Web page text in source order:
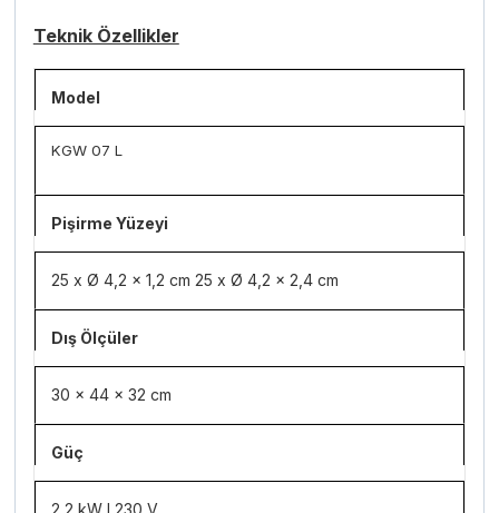
Teknik Özellikler
Model
KGW 07 L
Pişirme Yüzeyi
25 x Ø 4,2 x 1,2 cm 25 x Ø 4,2 x 2,4 cm
Dış Ölçüler
30 x 44 x 32 cm
Güç
2,2 kW I 230 V